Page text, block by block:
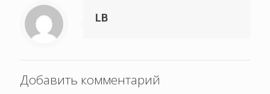
LB
Добавить комментарий